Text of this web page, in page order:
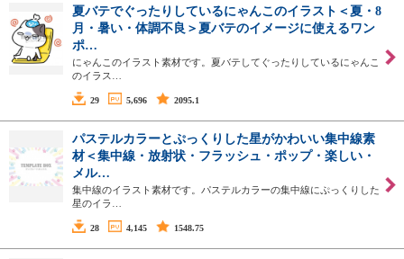
夏バテでぐったりしているにゃんこのイラスト＜夏・8
月・暑い・体調不良＞夏バテのイメージに使えるワン
ポ…
にゃんこのイラスト素材です。夏バテしてぐったりしているにゃんこ
のイラス…
29 5,696 2095.1
パステルカラーとぷっくりした星がかわいい集中線素
材＜集中線・放射状・フラッシュ・ポップ・楽しい・
メル…
集中線のイラスト素材です。パステルカラーの集中線にぷっくりした
星のイラ…
28 4,145 1548.75